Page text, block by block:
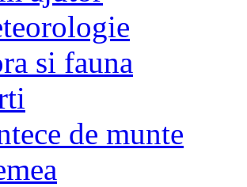
si fauna
de munte